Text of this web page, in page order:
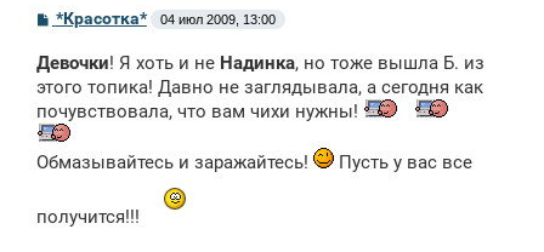
С
б
щ
н
и
е
*Красотка* 04 июл 2009, 13:00
Девочки! Я хоть и не Надинка, но тоже вышла Б. из
этого топика! Давно не заглядывала, а сегодня как
почувствовала, что вам чихи нужны!
Обмазывайтесь и заражайтесь! Пусть у вас все
получится!!!